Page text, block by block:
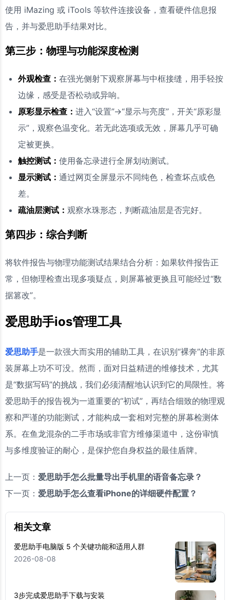
使用 iMazing 或 iTools 等软件连接设备，查看硬件信息报
告，并与爱思助手结果对比。
第三步：物理与功能深度检测
外观检查： 在强光侧射下观察屏幕与中框接缝，用手轻按
边缘，感受是否松动或异响。
原彩显示检查： 进入“设置”->“显示与亮度”，开关“原彩显
示”，观察色温变化。若无此选项或无效，屏幕几乎可确
定被更换。
触控测试： 使用备忘录进行全屏划动测试。
显示测试： 通过网页全屏显示不同纯色，检查坏点或色
差。
疏油层测试： 观察水珠形态，判断疏油层是否完好。
第四步：综合判断
将软件报告与物理功能测试结果结合分析：如果软件报告正
常，但物理检查出现多项疑点，则屏幕被更换且可能经过“数
据篡改”。
爱思助手ios管理工具
爱思助手是一款强大而实用的辅助工具，在识别“裸奔”的非原
装屏幕上功不可没。然而，面对日益精进的维修技术，尤其
是“数据写码”的挑战，我们必须清醒地认识到它的局限性。将
爱思助手的报告视为一道重要的“初试”，再结合细致的物理观
察和严谨的功能测试，才能构成一套相对完整的屏幕检测体
系。在鱼龙混杂的二手市场或非官方维修渠道中，这份审慎
与多维度验证的耐心，是保护您自身权益的最佳盾牌。
上一页： 爱思助手怎么批量导出手机里的语音备忘录？
下一页： 爱思助手怎么查看iPhone的详细硬件配置？
相关文章
爱思助手电脑版 5 个关键功能和适用人群
2026-08-08
3步完成爱思助手下载与安装